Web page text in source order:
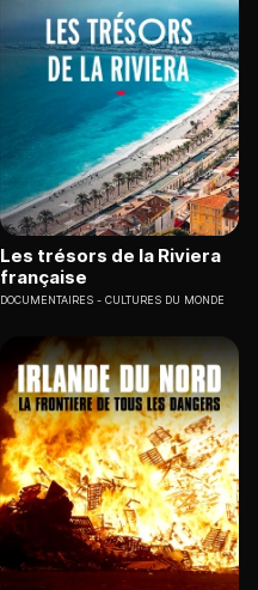
Les trésors de la Riviera
française
DOCUMENTAIRES CULTURES DU MONDE